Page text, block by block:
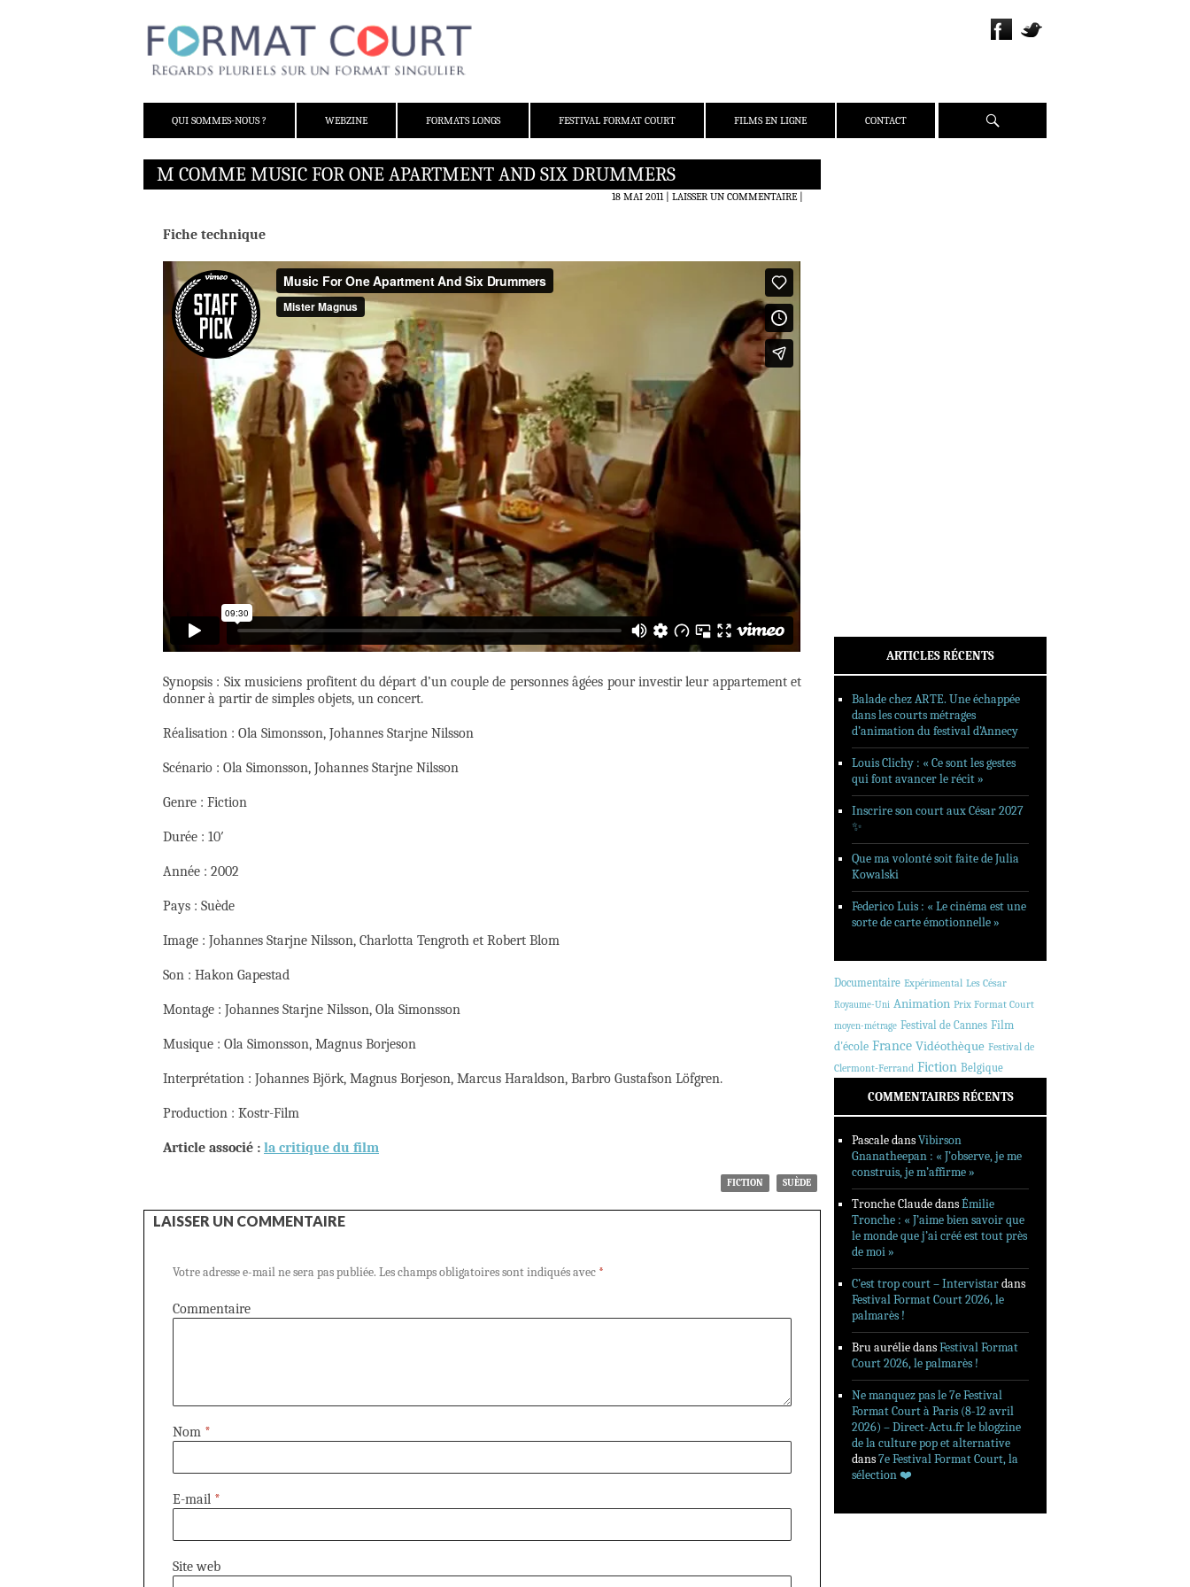
QUI SOMMES-NOUS ?
WEBZINE FORMATS LONGS FESTIVAL FORMAT COURT FILMS EN LIGNE CONTACT Recherche
M COMME MUSIC FOR ONE APARTMENT AND SIX DRUMMERS
18 MAI 2011 LAISSER UN COMMENTAIRE|
Fiche technique
Synopsis : Six musiciens profitent du départ d’un couple de personnes âgées pour investir leur appartement et
donner à partir de simples objets, un concert.
Réalisation : Ola Simonsson, Johannes Starjne Nilsson
Scénario : Ola Simonsson, Johannes Starjne Nilsson
Genre : Fiction
Durée : 10′
Année : 2002
Pays : Suède
Image : Johannes Starjne Nilsson, Charlotta Tengroth et Robert Blom
Son : Hakon Gapestad
Montage : Johannes Starjne Nilsson, Ola Simonsson
Musique : Ola Simonsson, Magnus Borjeson
Interprétation : Johannes Björk, Magnus Borjeson, Marcus Haraldson, Barbro Gustafson Löfgren.
Production : Kostr-Film
Article associé : la critique du film
FICTION SUÈDE
LAISSER UN COMMENTAIRE
Votre adresse e-mail ne sera pas publiée. Les champs obligatoires sont indiqués avec *
Commentaire
Nom *
E-mail *
Site web
ARTICLES RÉCENTS
Balade chez ARTE. Une échappée
dans les courts métrages
d’animation du festival d’Annecy
Louis Clichy : « Ce sont les gestes
qui font avancer le récit »
Inscrire son court aux César 2027
✨
Que ma volonté soit faite de Julia
Kowalski
Federico Luis : « Le cinéma est une
sorte de carte émotionnelle »
Documentaire Expérimental Les César
Royaume-Uni Animation Prix Format Court
moyen-métrage Festival de Cannes Film
d'école France Vidéothèque Festival de
Clermont-Ferrand Fiction Belgique
COMMENTAIRES RÉCENTS
PascaledansVibirson
Gnanatheepan : « J’observe, je me
construis, je m’affirme »
Tronche ClaudedansÉmilie
Tronche : « J’aime bien savoir que
le monde que j’ai créé est tout près
de moi »
C’est trop court – Intervistardans
Festival Format Court 2026, le
palmarès !
Bru auréliedansFestival Format
Court 2026, le palmarès !
Ne manquez pas le 7e Festival
Format Court à Paris (8-12 avril
2026) – Direct-Actu.fr le blogzine
de la culture pop et alternative
dans7e Festival Format Court, la
sélection ❤️‍